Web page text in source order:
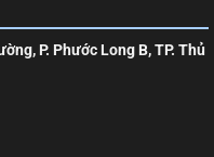
P. Phước Long B, TP. Thủ